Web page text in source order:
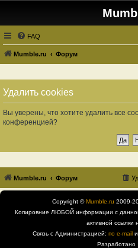
FAQ
Mumble.ru Форум
Удалить cookies
Вы уверены, что хотите удалить все
конференцией?
Mumble.ru Форум
Copyright ©Mumble.ru 2009-
Копировние ЛЮБОЙ информации с
активной ссылки
Связь с Администрацией: по e-mail
Разработано :